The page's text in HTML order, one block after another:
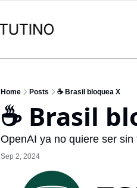
Home Posts ☕ Brasil bloquea X
☕ Brasil
OpenAI ya no quiere ser sin
Sep 2, 2024